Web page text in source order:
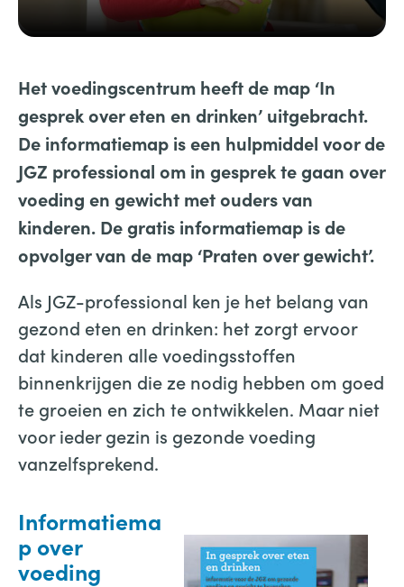
Het voedingscentrum heeft de map ‘In
gesprek over eten en drinken’ uitgebracht.
De informatiemap is een hulpmiddel voor de
JGZ professional om in gesprek te gaan over
voeding en gewicht met ouders van
kinderen. De gratis informatiemap is de
opvolger van de map ‘Praten over gewicht’.
Als JGZ-professional ken je het belang van
gezond eten en drinken: het zorgt ervoor
dat kinderen alle voedingsstoffen
binnenkrijgen die ze nodig hebben om goed
te groeien en zich te ontwikkelen. Maar niet
voor ieder gezin is gezonde voeding
vanzelfsprekend.
Informatiema
p over
voeding